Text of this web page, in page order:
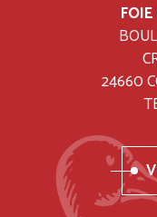
24660